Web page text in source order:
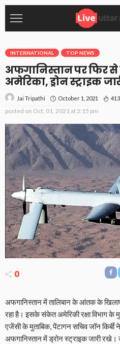
INTERNATIONAL TOP NEWS
अफगानिस्तान पर फिर
अमेरिका, ड्रोन स्ट्राइक
Jai Tripathi October 1, 2021
posted on Oct. 01, 2021 at 2:15 pm
0
अफगानिस्तान में तालिबान के आंतक के
रहा है। इसके संकेत अमेरिकी रक्षा विभाग के
एजेंसी के मुताबिक, पेंटागन सचिव जॉन किर्बी
अफगानिस्तान में ड्रोन स्ट्राइक जारी